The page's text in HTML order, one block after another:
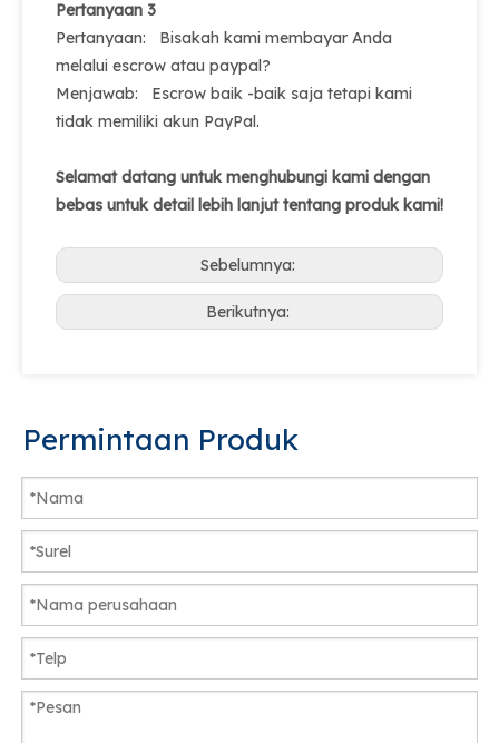
Pertanyaan 3
Pertanyaan: Bisakah kami membayar Anda
melalui escrow atau paypal?
Menjawab: Escrow baik -baik saja tetapi kami
tidak memiliki akun PayPal.
Selamat datang untuk menghubungi kami dengan
bebas untuk detail lebih lanjut tentang produk kami!
Sebelumnya:
Berikutnya:
Permintaan Produk